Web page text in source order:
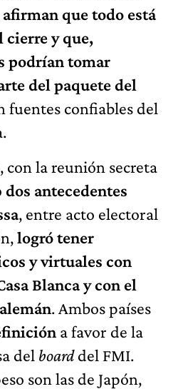
que todo está
cierre y que,
podrían tomar
del paquete del
fuentes confiables del
con la reunión secreta
dos antecedentes
, entre acto electoral
logró tener
y virtuales con
Blanca y con el
. Ambos países
a favor de la
del boarddel FMI.
son las de Japón,